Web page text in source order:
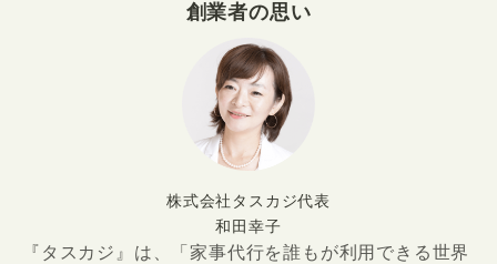
創業者の思い
株式会社タスカジ代表
和田幸子
『タスカジ』は、「家事代行を誰もが利用できる世界